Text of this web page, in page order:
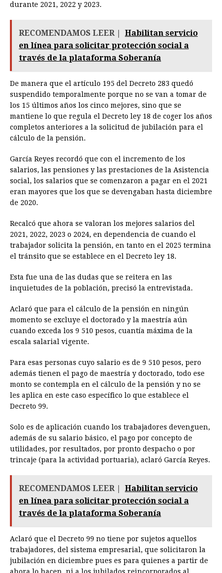
durante 2021, 2022 y 2023.
RECOMENDAMOS LEER |
Habilitan servicio
en línea para solicitar protección social a
través de la plataforma Soberanía
De manera que el artículo 195 del Decreto 283 quedó
suspendido temporalmente porque no se van a tomar de
los 15 últimos años los cinco mejores, sino que se
mantiene lo que regula el Decreto ley 18 de coger los años
completos anteriores a la solicitud de jubilación para el
cálculo de la pensión.
García Reyes recordó que con el incremento de los
salarios, las pensiones y las prestaciones de la Asistencia
social, los salarios que se comenzaron a pagar en el 2021
eran mayores que los que se devengaban hasta diciembre
de 2020.
Recalcó que ahora se valoran los mejores salarios del
2021, 2022, 2023 o 2024, en dependencia de cuando el
trabajador solicita la pensión, en tanto en el 2025 termina
el tránsito que se establece en el Decreto ley 18.
Esta fue una de las dudas que se reitera en las
inquietudes de la población, precisó la entrevistada.
Aclaró que para el cálculo de la pensión en ningún
momento se excluye el doctorado y la maestría aún
cuando exceda los 9 510 pesos, cuantía máxima de la
escala salarial vigente.
Para esas personas cuyo salario es de 9 510 pesos, pero
además tienen el pago de maestría y doctorado, todo ese
monto se contempla en el cálculo de la pensión y no se
les aplica en este caso específico lo que establece el
Decreto 99.
Solo es de aplicación cuando los trabajadores devenguen,
además de su salario básico, el pago por concepto de
utilidades, por resultados, por pronto despacho o por
trincaje (para la actividad portuaria), aclaró García Reyes.
RECOMENDAMOS LEER |
Habilitan servicio
en línea para solicitar protección social a
través de la plataforma Soberanía
Aclaró que el Decreto 99 no tiene por sujetos aquellos
trabajadores, del sistema empresarial, que solicitaron la
jubilación en diciembre pues es para quienes a partir de